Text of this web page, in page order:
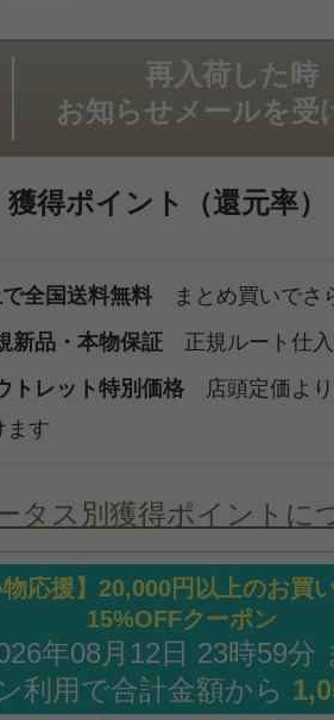
再入荷した時
お知らせメールを受
獲得ポイント（還元率）
全国送料無料 まとめ買いでさ
新品・本物保証 正規ルート仕
トレット特別価格 店頭定価よ
ます
タス別獲得ポイントに
物応援】20,000円以上のお買
15%OFFクーポン
年08月12日 23時59分
利用で合計金額から